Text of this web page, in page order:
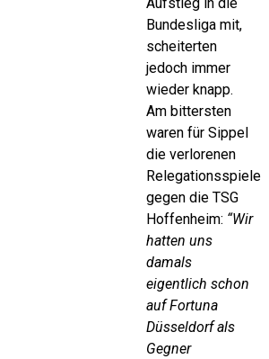
Bundesliga mit,
scheiterten
jedoch immer
wieder knapp.
Am bittersten
waren für Sippel
die verlorenen
Relegationsspiele
gegen die TSG
Hoffenheim: “Wir
hatten uns
damals
eigentlich schon
auf Fortuna
Düsseldorf als
Gegner